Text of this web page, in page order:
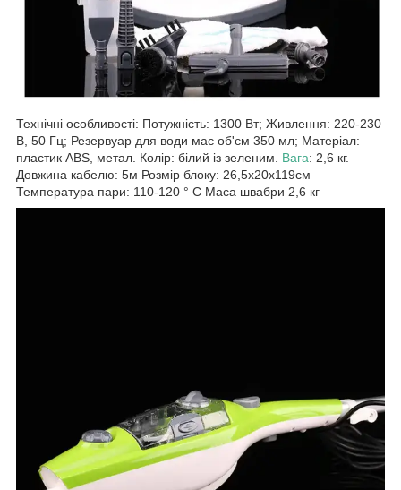
Технічні особливості: Потужність: 1300 Вт; Живлення: 220-230
В, 50 Гц; Резервуар для води має об'єм 350 мл; Матеріал:
пластик ABS, метал. Колір: білий із зеленим. Вага: 2,6 кг.
Довжина кабелю: 5м Розмір блоку: 26,5х20х119см
Температура пари: 110-120 ° С Маса швабри 2,6 кг